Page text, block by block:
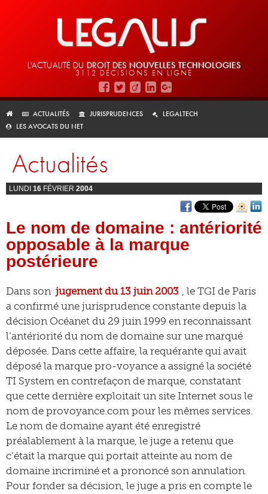
L'ACTUALITÉ DU DROIT DES NOUVELLES TECHNOLOGIES
3112 DÉCISIONS EN LIGNE
ACTUALITÉS JURISPRUDENCES
LEGALTECH
LES AVOCATS DU NET
Actualités
LUNDI 16 FÉVRIER 2004
Le nom de domaine : antériorité
opposable à la marque
postérieure
Dans son jugement du 13 juin 2003 , le TGI de Paris
a confirmé une jurisprudence constante depuis la
décision Océanet du 29 juin 1999 en reconnaissant
l’antériorité du nom de domaine sur une marqué
déposée. Dans cette affaire, la requérante qui avait
déposé la marque pro-voyance a assigné la société
TI System en contrefaçon de marque, constatant
que cette dernière exploitait un site Internet sous le
nom de provoyance.com pour les mêmes services.
Le nom de domaine ayant été enregistré
préalablement à la marque, le juge a retenu que
c’était la marque qui portait atteinte au nom de
domaine incriminé et a prononcé son annulation.
Pour fonder sa décision, le juge a pris en compte le